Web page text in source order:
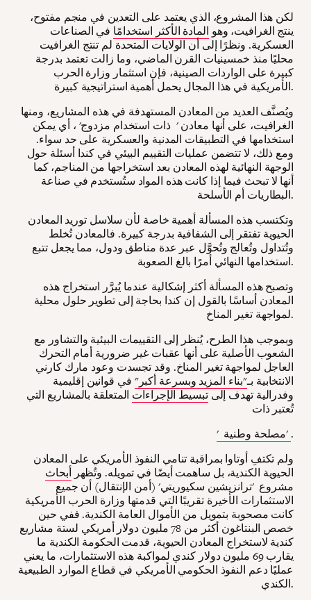
لكن هذا المشروع، الذي يعتمد على التعدين في منجم مفتوح،
ينتج الغرافيت، وهو المادة الأكثر استخدامًا في الصناعات
العسكرية. ونظرًا إلى أن الولايات المتحدة لم تنتج الغرافيت
محليًا منذ خمسينيات القرن الماضي، وما زالت تعتمد بدرجة
كبيرة على الواردات الصينية، فإن استثمار وزارة الحرب
الأمريكية في هذا المجال يحمل أهمية استراتيجية كبيرة.
ويُصنَّف العديد من المعادن المستهدفة في هذه المشاريع، ومنها
الغرافيت، على أنها معادن ' ذات استخدام مزدوج' ، أي يمكن
استخدامها في التطبيقات المدنية والعسكرية على حد سواء.
ومع ذلك، لا تتضمن عمليات التقييم البيئي في كندا أسئلة حول
الوجهة النهائية لهذه المعادن بعد استخراجها من المناجم، كما
أنها لا تبحث فيما إذا كانت هذه المواد ستُستخدم في صناعة
البطاريات أم الأسلحة.
وتكتسب هذه المسألة أهمية خاصة لأن سلاسل توريد المعادن
الحيوية تفتقر إلى الشفافية بدرجة كبيرة. فالمعادن تُخلط
وتُتداول وتُعالج وتُحوَّل عبر عدة مناطق ودول، مما يجعل تتبع
استخدامها النهائي أمرًا بالغ الصعوبة.
وتصبح هذه المسألة أكثر إشكالية عندما يُبرَّر استخراج هذه
المعادن أساسًا بالقول إن كندا بحاجة إلى تطوير حلول محلية
لمواجهة تغير المناخ.
وبموجب هذا الطرح، يُنظر إلى التقييمات البيئية والتشاور مع
الشعوب الأصلية على أنها عقبات غير ضرورية أمام التحرك
العاجل لمواجهة تغير المناخ. وقد تجسدت وعود مارك كارني
الانتخابية بـ"بناء المزيد وبسرعة أكبر" في قوانين إقليمية
وفدرالية تهدف إلىتبسيط الإجراءات المتعلقة بالمشاريع التي
تُعتبر ذات
' مصلحة وطنية' .
ولم تكتفِ أوتاوا بمراقبة تنامي النفوذ الأمريكي على المعادن
الحيوية الكندية، بل ساهمت أيضًا في تمويله. وتُظهر أبحاث
مشروع 'ترانزيشين سكيوريتي' (أمن الإنتقال) أن جميع
الاستثمارات الأخيرة تقريبًا التي قدمتها وزارة الحرب الأمريكية
كانت مصحوبة بتمويل من الأموال العامة الكندية. ففي حين
خصص البنتاغون أكثر من 78 مليون دولار أمريكي لستة مشاريع
كندية لاستخراج المعادن الحيوية، قدمت الحكومة الكندية ما
يقارب 69 مليون دولار كندي لمواكبة هذه الاستثمارات، ما يعني
عمليًا دعم النفوذ الحكومي الأمريكي في قطاع الموارد الطبيعية
الكندي.